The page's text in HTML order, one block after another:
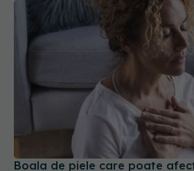
Boala de piele care poate
formele ușoare
27 iul 2026, 22:29